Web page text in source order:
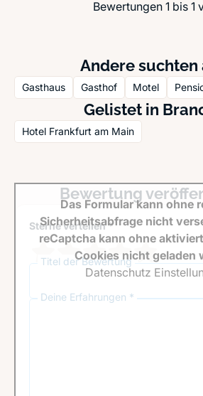
Bewertungen 1 bis 1
Andere suchten
Gasthaus Gasthof Motel
Gelistet in
Hotel Frankfurt am Main
Bewertung
Sterne verteilen *
Titel der Bewertung
Deine Erfahrungen *
Das Formular kann ohne
Sicherheitsabfrage nicht
reCaptcha kann ohne
Cookies nicht geladen
Datenschutz